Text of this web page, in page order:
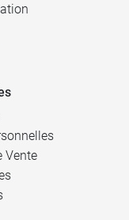
Vente